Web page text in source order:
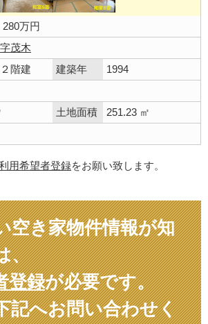
280万円
茂木
階建 建築年
1994
土地面積
251.23 ㎡
用希望者登録をお願い致します。
空き家物件情報が知
、
登録が必要です。
記へお問い合わせく